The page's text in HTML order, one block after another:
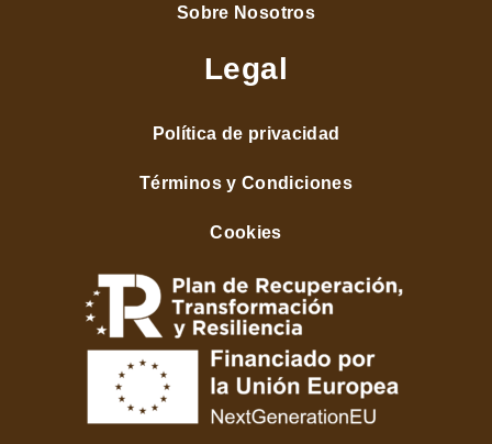
Sobre Nosotros
Legal
Política de privacidad
Términos y Condiciones
Cookies